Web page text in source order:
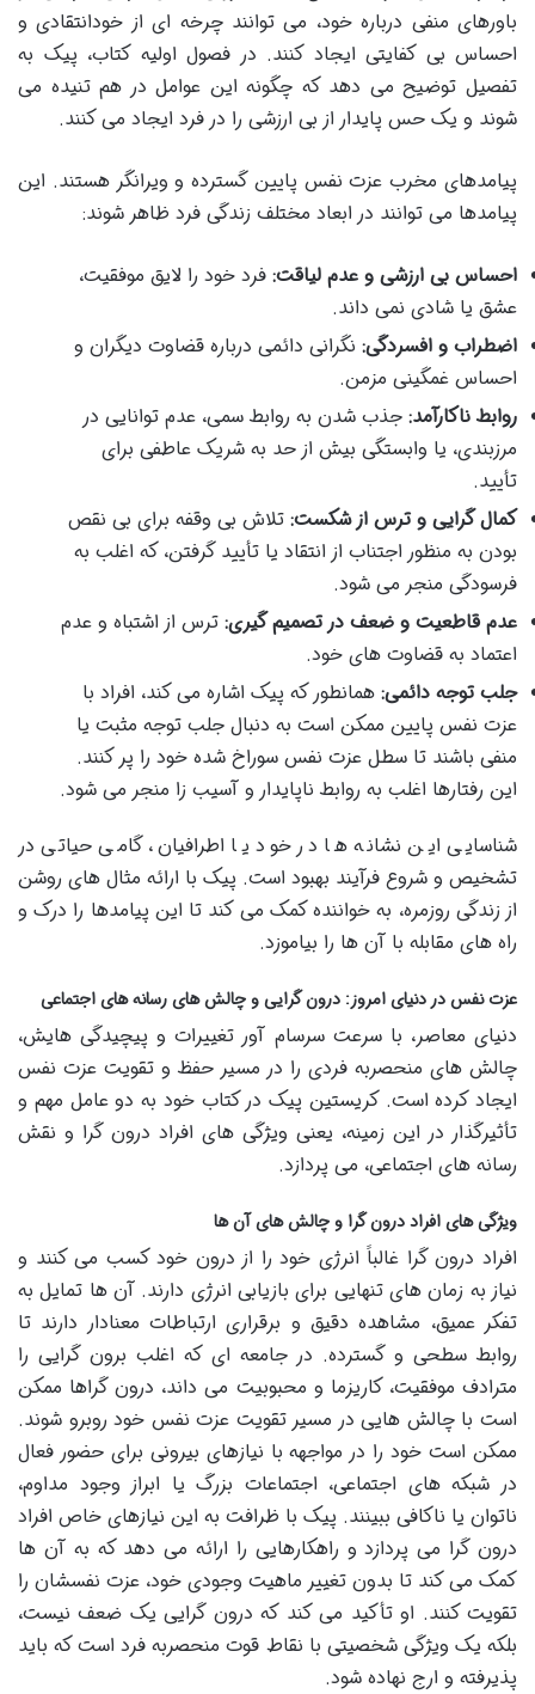
باورهای منفی درباره خود، می توانند چرخه ای از خودانتقادی و
احساس بی کفایتی ایجاد کنند. در فصول اولیه کتاب، پیک به
تفصیل توضیح می دهد که چگونه این عوامل در هم تنیده می
شوند و یک حس پایدار از بی ارزشی را در فرد ایجاد می کنند.
پیامدهای مخرب عزت نفس پایین گسترده و ویرانگر هستند. این
پیامدها می توانند در ابعاد مختلف زندگی فرد ظاهر شوند:
احساس بی ارزشی و عدم لیاقت: فرد خود را لایق موفقیت،
عشق یا شادی نمی داند.
اضطراب و افسردگی: نگرانی دائمی درباره قضاوت دیگران و
احساس غمگینی مزمن.
روابط ناکارآمد: جذب شدن به روابط سمی، عدم توانایی در
مرزبندی، یا وابستگی بیش از حد به شریک عاطفی برای
تأیید.
کمال گرایی و ترس از شکست: تلاش بی وقفه برای بی نقص
بودن به منظور اجتناب از انتقاد یا تأیید گرفتن، که اغلب به
فرسودگی منجر می شود.
عدم قاطعیت و ضعف در تصمیم گیری: ترس از اشتباه و عدم
اعتماد به قضاوت های خود.
جلب توجه دائمی: همانطور که پیک اشاره می کند، افراد با
عزت نفس پایین ممکن است به دنبال جلب توجه مثبت یا
منفی باشند تا سطل عزت نفس سوراخ شده خود را پر کنند.
این رفتارها اغلب به روابط ناپایدار و آسیب زا منجر می شود.
شناسایی این نشانه ها در خود یا اطرافیان، گامی حیاتی در
تشخیص و شروع فرآیند بهبود است. پیک با ارائه مثال های روشن
از زندگی روزمره، به خواننده کمک می کند تا این پیامدها را درک و
راه های مقابله با آن ها را بیاموزد.
عزت نفس در دنیای امروز: درون گرایی و چالش های رسانه های اجتماعی
دنیای معاصر، با سرعت سرسام آور تغییرات و پیچیدگی هایش،
چالش های منحصربه فردی را در مسیر حفظ و تقویت عزت نفس
ایجاد کرده است. کریستین پیک در کتاب خود به دو عامل مهم و
تأثیرگذار در این زمینه، یعنی ویژگی های افراد درون گرا و نقش
رسانه های اجتماعی، می پردازد.
ویژگی های افراد درون گرا و چالش های آن ها
افراد درون گرا غالباً انرژی خود را از درون خود کسب می کنند و
نیاز به زمان های تنهایی برای بازیابی انرژی دارند. آن ها تمایل به
تفکر عمیق، مشاهده دقیق و برقراری ارتباطات معنادار دارند تا
روابط سطحی و گسترده. در جامعه ای که اغلب برون گرایی را
مترادف موفقیت، کاریزما و محبوبیت می داند، درون گراها ممکن
است با چالش هایی در مسیر تقویت عزت نفس خود روبرو شوند.
ممکن است خود را در مواجهه با نیازهای بیرونی برای حضور فعال
در شبکه های اجتماعی، اجتماعات بزرگ یا ابراز وجود مداوم،
ناتوان یا ناکافی ببینند. پیک با ظرافت به این نیازهای خاص افراد
درون گرا می پردازد و راهکارهایی را ارائه می دهد که به آن ها
کمک می کند تا بدون تغییر ماهیت وجودی خود، عزت نفسشان را
تقویت کنند. او تأکید می کند که درون گرایی یک ضعف نیست،
بلکه یک ویژگی شخصیتی با نقاط قوت منحصربه فرد است که باید
پذیرفته و ارج نهاده شود.